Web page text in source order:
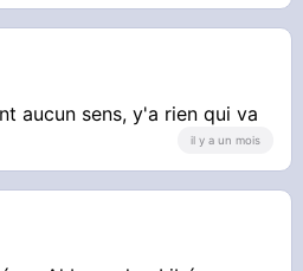
aucun sens, y'a rien qui va
il y a un mois